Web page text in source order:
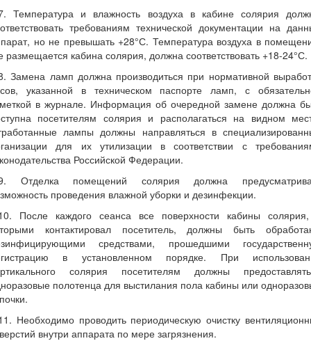
Температура и влажность воздуха в кабине солярия
требованиям технической документации на
но не превышать +28°С. Температура воздуха в
размещается кабина солярия, должна соответствовать +18-24°С.
Замена ламп должна производиться при нормативной
указанной в техническом паспорте ламп, с
в журнале. Информация об очередной замене должна
посетителям солярия и располагаться на видном
лампы должны направляться в
для их утилизации в соответствии с
Российской Федерации.
Отделка помещений солярия должна
проведения влажной уборки и дезинфекции.
После каждого сеанса все поверхности кабины
контактировал посетитель, должны быть
средствами, прошедшими
в установленном порядке. При
солярия посетителям должны
полотенца для выстилания пола кабины или
Необходимо проводить периодическую очистку
внутри аппарата по мере загрязнения.